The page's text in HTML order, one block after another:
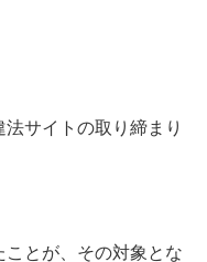
サイトの取り締まり
ことが、その対象とな